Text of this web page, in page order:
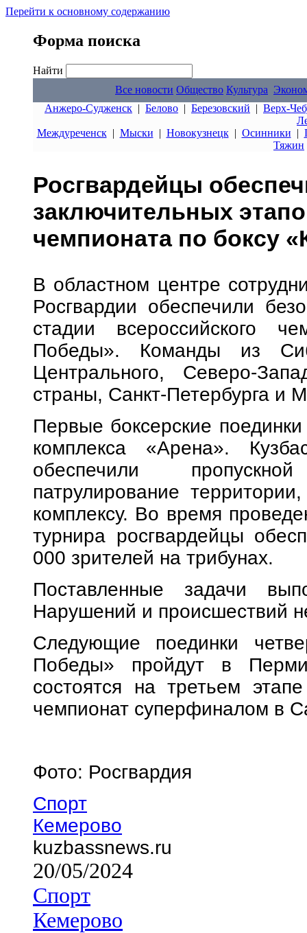
Перейти к основному содержанию
Форма поиска
Найти
Все новости Общество Культура
Анжеро-Судженск | Белово | Березовский | Верх-
Междуреченск| Мыски | Новокузнецк| Осинники |
Тяжин
Росгвардейцы
заключительных
чемпионата по боксу
В областном центре
Росгвардии обеспечили
стадии всероссийского
Победы». Команды из
Центрального, Северо-
страны, Санкт-Петербурга и
Первые боксерские
комплекса «Арена».
обеспечили
патрулирование
комплексу. Во время
турнира росгвардейцы
000 зрителей на трибунах.
Поставленные задачи
Нарушений и происшествий
Следующие поединки
Победы» пройдут в
состоятся на третьем
чемпионат суперфиналом в
Фото: Росгвардия
Спорт
Кемерово
kuzbassnews.ru
20/05/2024
Спорт
Кемерово